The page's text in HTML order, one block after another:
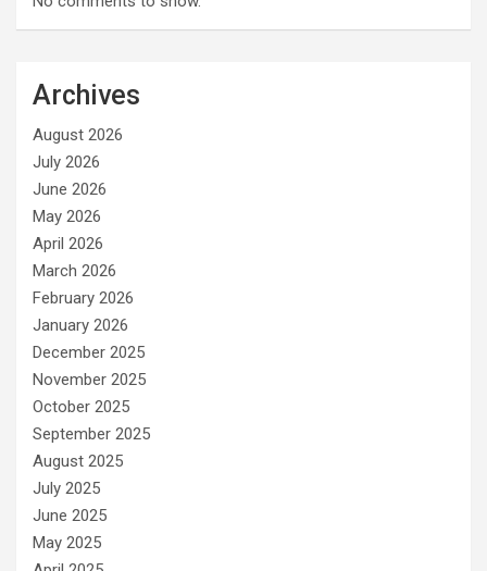
Archives
August 2026
July 2026
June 2026
May 2026
April 2026
March 2026
February 2026
January 2026
December 2025
November 2025
October 2025
September 2025
August 2025
July 2025
June 2025
May 2025